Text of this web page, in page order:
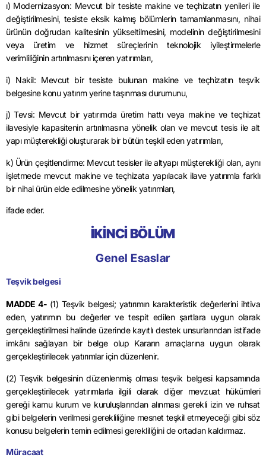
ı) Modernizasyon: Mevcut bir tesiste makine ve teçhizatın yenileri ile
değiştirilmesini, tesiste eksik kalmış bölümlerin tamamlanmasını, nihai
ürünün doğrudan kalitesinin yükseltilmesini, modelinin değiştirilmesini
veya üretim ve hizmet süreçlerinin teknolojik iyileştirmelerle
verimliliğinin artırılmasını içeren yatırımları,
i) Nakil: Mevcut bir tesiste bulunan makine ve teçhizatın teşvik
belgesine konu yatırım yerine taşınması durumunu,
j) Tevsi: Mevcut bir yatırımda üretim hattı veya makine ve teçhizat
ilavesiyle kapasitenin artırılmasına yönelik olan ve mevcut tesis ile alt
yapı müşterekliği oluşturarak bir bütün teşkil eden yatırımları,
k) Ürün çeşitlendirme: Mevcut tesisler ile altyapı müşterekliği olan, aynı
işletmede mevcut makine ve teçhizata yapılacak ilave yatırımla farklı
bir nihai ürün elde edilmesine yönelik yatırımları,
ifade eder.
İKİNCİ BÖLÜM
Genel Esaslar
Teşvik belgesi
MADDE 4- (1) Teşvik belgesi; yatırımın karakteristik değerlerini ihtiva
eden, yatırımın bu değerler ve tespit edilen şartlara uygun olarak
gerçekleştirilmesi halinde üzerinde kayıtlı destek unsurlarından istifade
imkânı sağlayan bir belge olup Kararın amaçlarına uygun olarak
gerçekleştirilecek yatırımlar için düzenlenir.
(2) Teşvik belgesinin düzenlenmiş olması teşvik belgesi kapsamında
gerçekleştirilecek yatırımlarla ilgili olarak diğer mevzuat hükümleri
gereği kamu kurum ve kuruluşlarından alınması gerekli izin ve ruhsat
gibi belgelerin verilmesi gerekliliğine mesnet teşkil etmeyeceği gibi söz
konusu belgelerin temin edilmesi gerekliliğini de ortadan kaldırmaz.
Müracaat